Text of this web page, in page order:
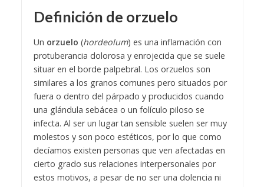
Definición de orzuelo
Un orzuelo (hordeolum) es una inflamación con
protuberancia dolorosa y enrojecida que se suele
situar en el borde palpebral. Los orzuelos son
similares a los granos comunes pero situados por
fuera o dentro del párpado y producidos cuando
una glándula sebácea o un folículo piloso se
infecta. Al ser un lugar tan sensible suelen ser muy
molestos y son poco estéticos, por lo que como
decíamos existen personas que ven afectadas en
cierto grado sus relaciones interpersonales por
estos motivos, a pesar de no ser una dolencia ni